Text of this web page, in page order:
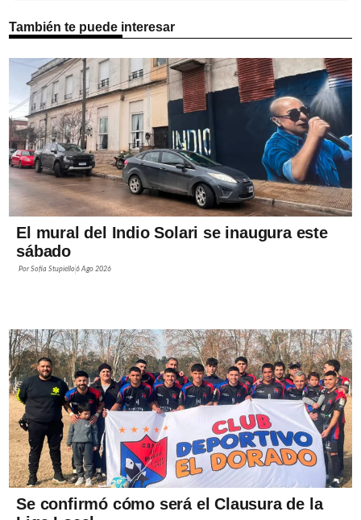
También te puede interesar
El mural del Indio Solari se inaugura este
sábado
PorSofía Stupiello6 Ago 2026
Se confirmó cómo será el Clausura de la